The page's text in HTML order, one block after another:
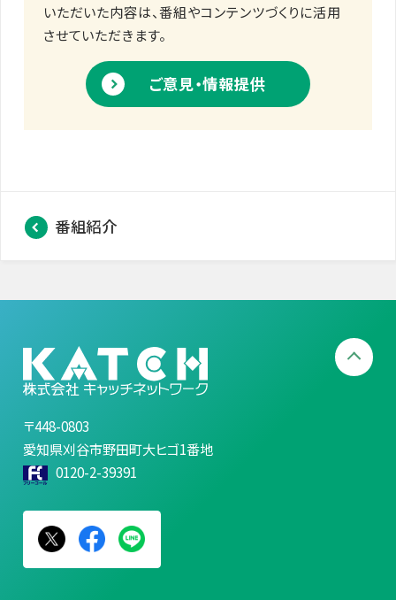
いただいた内容は、番組やコンテンツづくりに活用
させていただきます。
ご意見・情報提供
番組紹介
〒448-0803
愛知県刈谷市野田町大ヒゴ1番地
0120-2-39391